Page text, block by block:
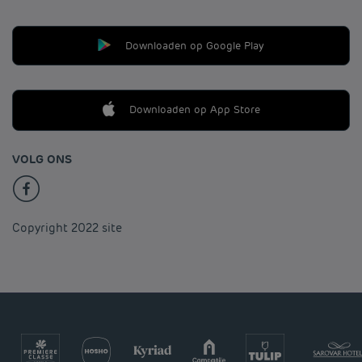
Downloaden op Google Play
Downloaden op App Store
VOLG ONS
Copyright 2022 site